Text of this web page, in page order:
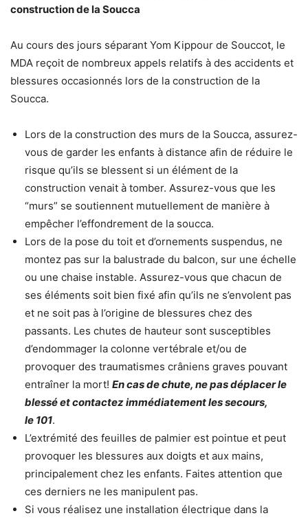
construction de la Soucca
Au cours des jours séparant Yom Kippour de Souccot, le
MDA reçoit de nombreux appels relatifs à des accidents et
blessures occasionnés lors de la construction de la
Soucca.
Lors de la construction des murs de la Soucca, assurez-
vous de garder les enfants à distance afin de réduire le
risque qu’ils se blessent si un élément de la
construction venait à tomber. Assurez-vous que les
“murs” se soutiennent mutuellement de manière à
empêcher l’effondrement de la soucca.
Lors de la pose du toit et d’ornements suspendus, ne
montez pas sur la balustrade du balcon, sur une échelle
ou une chaise instable. Assurez-vous que chacun de
ses éléments soit bien fixé afin qu’ils ne s’envolent pas
et ne soit pas à l’origine de blessures chez des
passants. Les chutes de hauteur sont susceptibles
d’endommager la colonne vertébrale et/ou de
provoquer des traumatismes crâniens graves pouvant
entraîner la mort! En cas de chute, ne pas déplacer le
blessé et contactez immédiatement les secours,
le 101.
L’extrémité des feuilles de palmier est pointue et peut
provoquer les blessures aux doigts et aux mains,
principalement chez les enfants. Faites attention que
ces derniers ne les manipulent pas.
Si vous réalisez une installation électrique dans la